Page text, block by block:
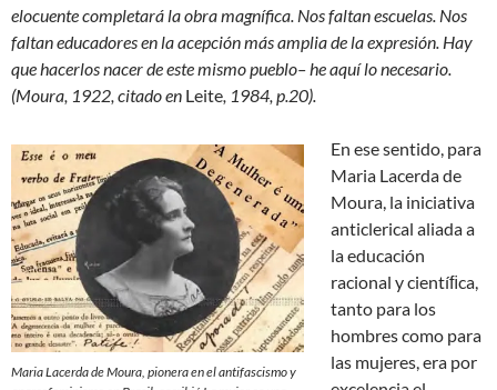
elocuente completará la obra magnífica. Nos faltan escuelas. Nos
faltan educadores en la acepción más amplia de la expresión. Hay
que hacerlos nacer de este mismo pueblo– he aquí lo necesario.
(Moura, 1922, citado en Leite, 1984, p.20).
Maria Lacerda de Moura, pionera en el antifascismo y
En ese sentido, para
Maria Lacerda de
Moura, la iniciativa
anticlerical aliada a
la educación
racional y cientíﬁca,
tanto para los
hombres como para
las mujeres, era por